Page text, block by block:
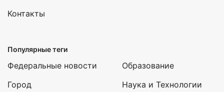
Контакты
Популярные теги
Федеральные новости
Город
Образование
Наука и Технологии